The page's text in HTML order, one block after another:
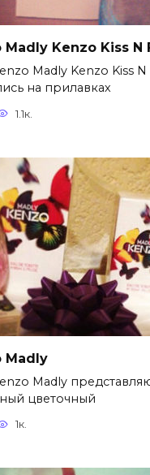
Madly Kenzo Kiss N
Madly Kenzo Kiss N
на прилавках
1.1к.
Madly
Madly
цветочный
1к.